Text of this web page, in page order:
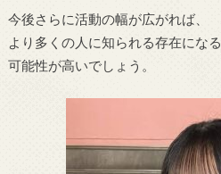
今後さらに活動の幅が広がれば、
より多くの人に知られる存在になる
可能性が高いでしょう。